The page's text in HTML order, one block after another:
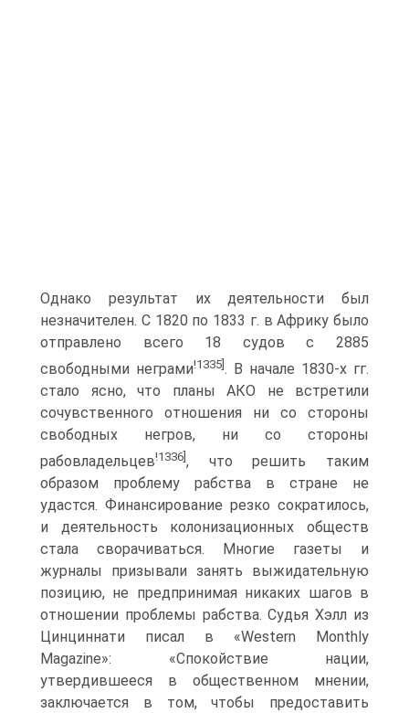
Однако результат их деятельности был
незначителен. С 1820 по 1833 г. в Африку было
отправлено всего 18 судов с 2885
свободными неграми!1335]. В начале 1830-х гг.
стало ясно, что планы АКО не встретили
сочувственного отношения ни со стороны
свободных негров, ни со стороны
рабовладельцев!1336] , что решить таким
образом проблему рабства в стране не
удастся. Финансирование резко сократилось,
и деятельность колонизационных обществ
стала сворачиваться. Многие газеты и
журналы призывали занять выжидательную
позицию, не предпринимая никаких шагов в
отношении проблемы рабства. Судья Хэлл из
Цинциннати писал в «Western Monthly
Magazine»: «Спокойствие нации,
утвердившееся в общественном мнении,
заключается в том, чтобы предоставить